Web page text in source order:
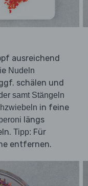
ausreichend
Nudeln
schälen und
samt Stängeln
in feine
längs
Tipp: Für
entfernen.